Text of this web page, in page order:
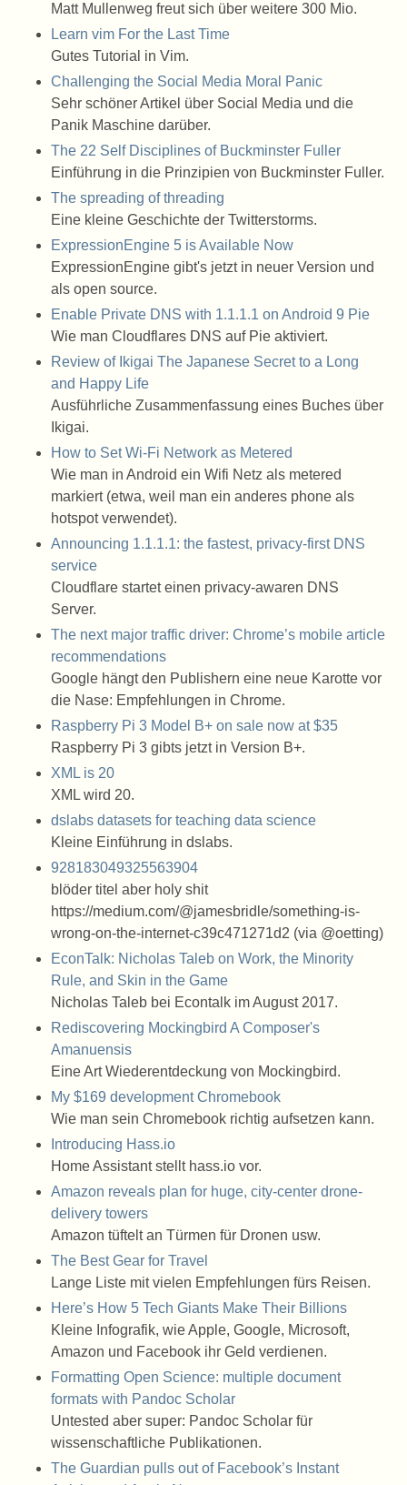
Matt Mullenweg freut sich über weitere 300 Mio.
Learn vim For the Last Time
Gutes Tutorial in Vim.
Challenging the Social Media Moral Panic
Sehr schöner Artikel über Social Media und die
Panik Maschine darüber.
The 22 Self Disciplines of Buckminster Fuller
Einführung in die Prinzipien von Buckminster Fuller.
The spreading of threading
Eine kleine Geschichte der Twitterstorms.
ExpressionEngine 5 is Available Now
ExpressionEngine gibt's jetzt in neuer Version und
als open source.
Enable Private DNS with 1.1.1.1 on Android 9 Pie
Wie man Cloudflares DNS auf Pie aktiviert.
Review of Ikigai The Japanese Secret to a Long
and Happy Life
Ausführliche Zusammenfassung eines Buches über
Ikigai.
How to Set Wi-Fi Network as Metered
Wie man in Android ein Wifi Netz als metered
markiert (etwa, weil man ein anderes phone als
hotspot verwendet).
Announcing 1.1.1.1: the fastest, privacy-first DNS
service
Cloudflare startet einen privacy-awaren DNS
Server.
The next major traffic driver: Chrome’s mobile article
recommendations
Google hängt den Publishern eine neue Karotte vor
die Nase: Empfehlungen in Chrome.
Raspberry Pi 3 Model B+ on sale now at $35
Raspberry Pi 3 gibts jetzt in Version B+.
XML is 20
XML wird 20.
dslabs datasets for teaching data science
Kleine Einführung in dslabs.
928183049325563904
blöder titel aber holy shit
https://medium.com/@jamesbridle/something-is-
wrong-on-the-internet-c39c471271d2 (via @oetting)
EconTalk: Nicholas Taleb on Work, the Minority
Rule, and Skin in the Game
Nicholas Taleb bei Econtalk im August 2017.
Rediscovering Mockingbird A Composer's
Amanuensis
Eine Art Wiederentdeckung von Mockingbird.
My $169 development Chromebook
Wie man sein Chromebook richtig aufsetzen kann.
Introducing Hass.io
Home Assistant stellt hass.io vor.
Amazon reveals plan for huge, city-center drone-
delivery towers
Amazon tüftelt an Türmen für Dronen usw.
The Best Gear for Travel
Lange Liste mit vielen Empfehlungen fürs Reisen.
Here’s How 5 Tech Giants Make Their Billions
Kleine Infografik, wie Apple, Google, Microsoft,
Amazon und Facebook ihr Geld verdienen.
Formatting Open Science: multiple document
formats with Pandoc Scholar
Untested aber super: Pandoc Scholar für
wissenschaftliche Publikationen.
The Guardian pulls out of Facebook’s Instant